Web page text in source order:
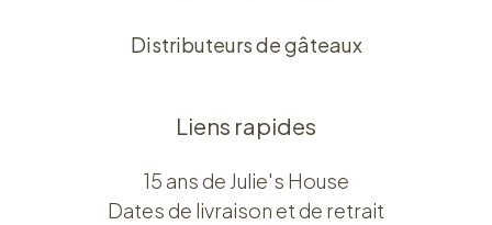
Distributeurs de gâteaux
Liens rapides
15 ans de Julie's House
Dates de livraison et de retrait